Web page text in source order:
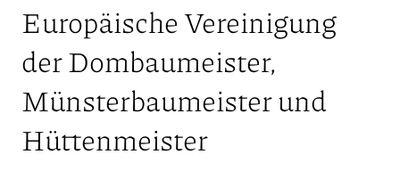
VEREIN
Europäische Vereinigung
der Dombaumeister,
Münsterbaumeister und
Hüttenmeister